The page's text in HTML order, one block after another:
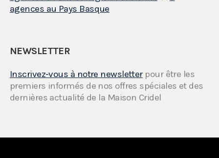
agences au Pays Basque
NEWSLETTER
Inscrivez-vous à notre newsletterpour être les
premiers informés de nos offres spéciales et des
dernières actualité de la Maison Cridel